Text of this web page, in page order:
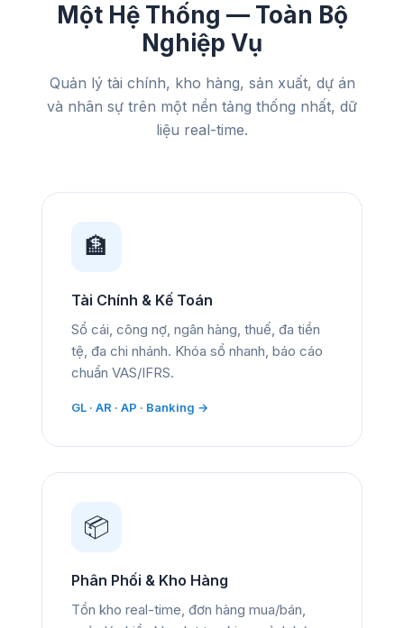
Một Hệ Thống — Toàn Bộ
Nghiệp Vụ
Quản lý tài chính, kho hàng, sản xuất, dự án
và nhân sự trên một nền tảng thống nhất, dữ
liệu real-time.
🏦
Tài Chính & Kế Toán
Sổ cái, công nợ, ngân hàng, thuế, đa tiền
tệ, đa chi nhánh. Khóa sổ nhanh, báo cáo
chuẩn VAS/IFRS.
GL · AR · AP · Banking →
📦
Phân Phối & Kho Hàng
Tồn kho real-time, đơn hàng mua/bán,